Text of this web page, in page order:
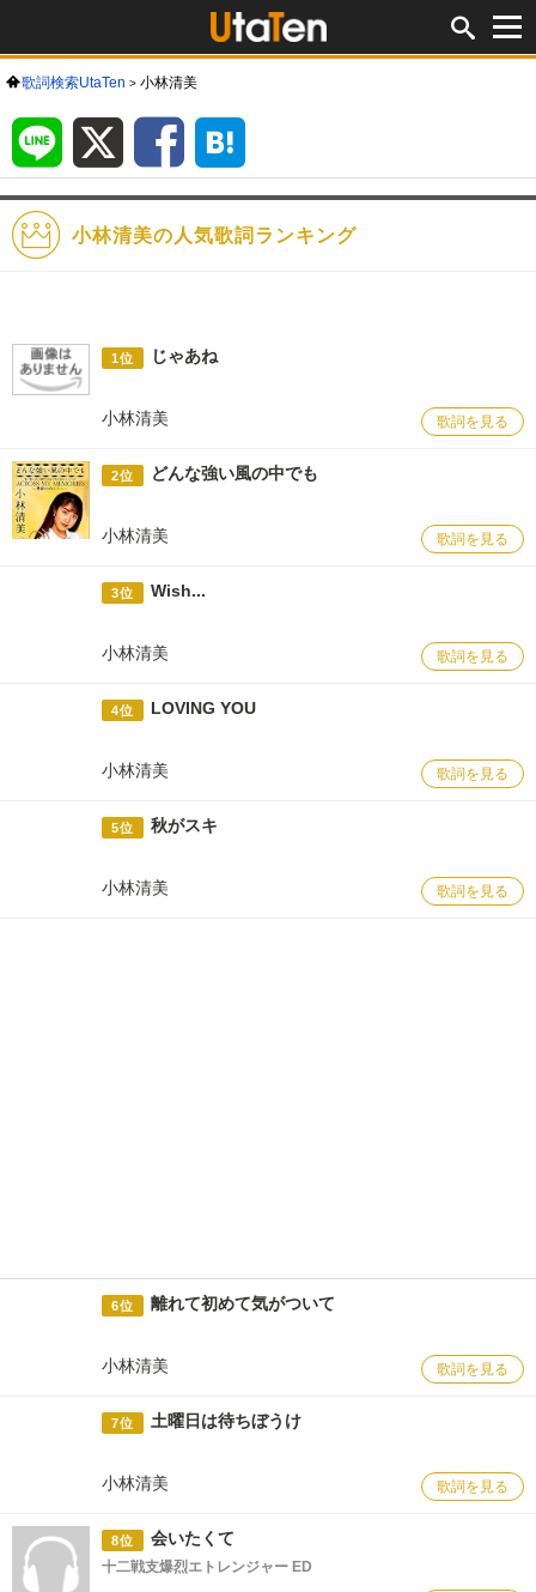
歌詞検索UtaTen 小林清美
LINE Facebook
ク
ー
小林清美の人気歌詞ランキング
1位 じゃあね
小林清美 歌詞を見る
2位 どんな強い風の中でも
小林清美 歌詞を見る
3位 Wish...
小林清美 歌詞を見る
4位 LOVING YOU
小林清美 歌詞を見る
5位 秋がスキ
小林清美 歌詞を見る
6位 離れて初めて気がついて
小林清美 歌詞を見る
7位 土曜日は待ちぼうけ
小林清美 歌詞を見る
8位 会いたくて
十二戦支爆烈エトレンジャー ED